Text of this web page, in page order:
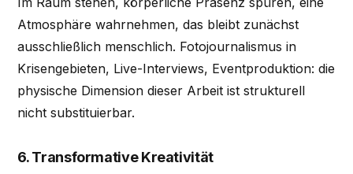
Atmosphäre wahrnehmen, das bleibt zunächst
ausschließlich menschlich. Fotojournalismus in
Krisengebieten, Live-Interviews, Eventproduktion: die
physische Dimension dieser Arbeit ist strukturell
nicht substituierbar.
6. Transformative Kreativität